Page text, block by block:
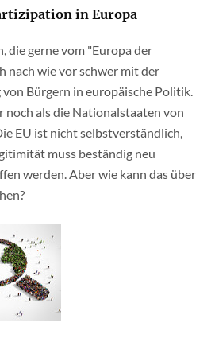
in Europa
die gerne vom "Europa der
nach wie vor schwer mit der
Bürgern in europäische Politik.
noch als die Nationalstaaten von
EU ist nicht selbstverständlich,
muss beständig neu
werden. Aber wie kann das über